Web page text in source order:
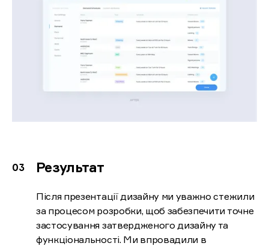
Результат
Після презентації дизайну ми уважно стежили
за процесом розробки, щоб забезпечити точне
застосування затвердженого дизайну та
функціональності. Ми впровадили в